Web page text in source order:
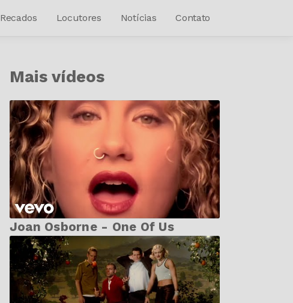
Recados Locutores Notícias Contato
Mais vídeos
Joan Osborne - One Of Us